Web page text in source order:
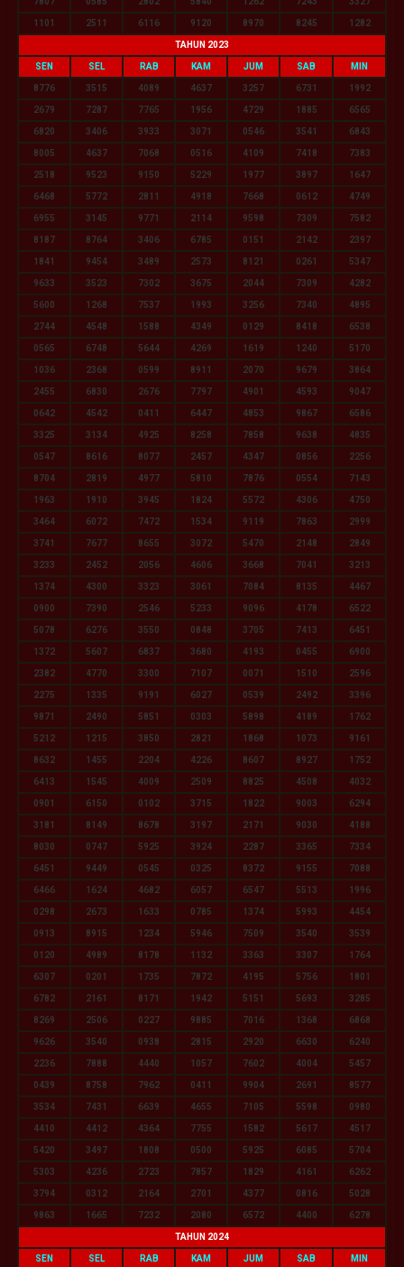
1101 2511 6116 9120 8970 8245 1282
TAHUN 2023
SEN SEL RAB KAM JUM SAB MIN
8776 3515 4089 4637 3257 6731 1992
2679 7287 7765 1956 4729 1885 6565
6820 3406 3933 3071 0546 3541 6843
8005 4637 7068 0516 4109 7418 7383
2518 9523 9150 5229 1977 3897 1647
6468 5772 2811 4918 7668 0612 4749
6955 3145 9771 2114 9598 7309 7582
8187 8764 3406 6785 0151 2142 2397
1841 9454 3489 2573 8121 0261 5347
9633 3523 7302 3675 2044 7309 4282
5600 1268 7537 1993 3256 7340 4895
2744 4548 1588 4349 0129 8418 6538
0565 6748 5644 4269 1619 1240 5170
1036 2368 0599 8911 2070 9679 3864
2455 6830 2676 7797 4901 4593 9047
0642 4542 0411 6447 4853 9867 6586
3325 3134 4925 8258 7858 9638 4835
0547 8616 8077 2457 4347 0856 2256
8704 2819 4977 5810 7876 0554 7143
1963 1910 3945 1824 5572 4306 4750
3464 6072 7472 1534 9119 7863 2999
3741 7677 8655 3072 5470 2148 2849
3233 2452 2056 4606 3668 7041 3213
1374 4300 3323 3061 7084 8135 4467
0900 7390 2546 5233 9096 4178 6522
5078 6276 3550 0848 3705 7413 6451
1372 5607 6837 3680 4193 0455 6900
2382 4770 3300 7107 0071 1510 2596
2275 1335 9191 6027 0539 2492 3396
9871 2490 5851 0303 5898 4189 1762
5212 1215 3850 2821 1868 1073 9161
8632 1455 2204 4226 8607 8927 1752
6413 1545 4009 2509 8825 4508 4032
0901 6150 0102 3715 1822 9003 6294
3181 8149 8678 3197 2171 9030 4188
8030 0747 5925 3924 2287 3365 7334
6451 9449 0545 0325 8372 9155 7088
6466 1624 4682 6057 6547 5513 1996
0298 2673 1633 0785 1374 5993 4454
0913 8915 1234 5946 7509 3540 3539
0120 4989 8178 1132 3363 3307 1764
6307 0201 1735 7872 4195 5756 1801
6782 2161 8171 1942 5151 5693 3285
8269 2506 0227 9885 7016 1368 6868
9626 3540 0938 2815 2920 6630 6240
2236 7888 4440 1057 7602 4004 5457
0439 8758 7962 0411 9904 2691 8577
3534 7431 6639 4655 7105 5598 0980
4410 4412 4364 7755 1582 5617 4517
5420 3497 1808 0500 5925 6085 5704
5303 4236 2723 7857 1829 4161 6262
3794 0312 2164 2701 4377 0816 5028
9863 1665 7232 2080 6572 4400 6278
TAHUN 2024
SEN SEL RAB KAM JUM SAB MIN